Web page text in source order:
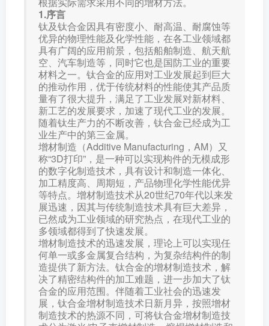
1.序言
钛及钛合金因具有密度小、耐高温、耐腐蚀等
优异的物理性能及化学性能，在各工业领域都
具有广阔的应用前景，包括船舶制造、航天航
空、汽车制造等，同时它也是国防工业的重要
材料之一。钛合金的应用对工业发展起到巨大
的推动作用，优于传统材料的性能使其产品质
量有了很大提升，满足了工业发展对新材料、
新工艺的发展要求，加速了现代工业的发展。
随着钛生产力的不断改善，钛合金已经成为工
业生产中的第三金属。
增材制造（Additive Manufacturing，AM）又
称“3D打印”，是一种可以实现构件的无模成形
的数字化制造技术，具有设计和制造一体化、
加工精度高、周期短，产品物理化学性能优异
等特点。增材制造技术从20世纪70年代以来发
展迅速，因其与传统制造技术具有巨大差异，
已然成为工业领域的研究热点，在现代工业的
多领域都得到了快速发展。
增材制造技术的迅速发展，理论上可以实现任
何单一或多金属复合结构，为复杂结构件的制
造提供了新方法。钛合金的增材制造技术，解
决了精密结构件的加工难题，进一步加大了钛
合金的应用范围。伴随着工业社会的迅速发
展，钛合金增材制造技术日新月异，按照增材
制造技术的热源不同，可将钛合金增材制造技